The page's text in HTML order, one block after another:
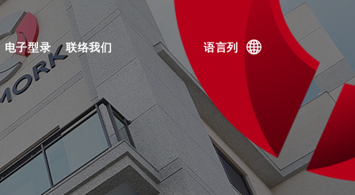
电子型录 联络我们 语言列